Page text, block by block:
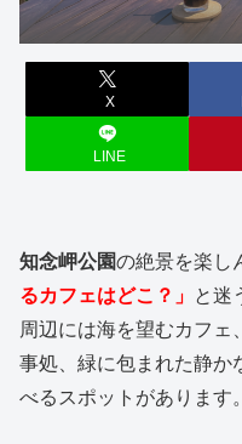
X
LINE
知念岬公園の絶景を楽し
るカフェはどこ？」 と迷
周辺には海を望むカフェ
事処、緑に包まれた静か
べるスポットがあります。